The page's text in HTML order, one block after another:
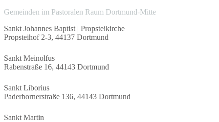
Gemeinden im Pastoralen Raum Dortmund-Mitte
Sankt Johannes Baptist | Propsteikirche
Propsteihof 2-3, 44137 Dortmund
Sankt Meinolfus
Rabenstraße 16, 44143 Dortmund
Sankt Liborius
Paderbornerstraße 136, 44143 Dortmund
Sankt Martin